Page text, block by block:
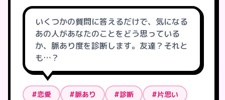
いくつかの質問に答えるだけで、気になる
あの人があなたのことをどう思っている
か、脈あり度を診断します。友達？それと
も…？
#恋愛 #脈あり #診断 #片思い